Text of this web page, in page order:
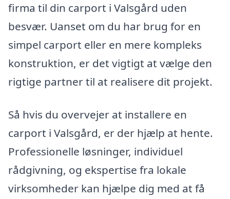
firma til din carport i Valsgård uden
besvær. Uanset om du har brug for en
simpel carport eller en mere kompleks
konstruktion, er det vigtigt at vælge den
rigtige partner til at realisere dit projekt.
Så hvis du overvejer at installere en
carport i Valsgård, er der hjælp at hente.
Professionelle løsninger, individuel
rådgivning, og ekspertise fra lokale
virksomheder kan hjælpe dig med at få